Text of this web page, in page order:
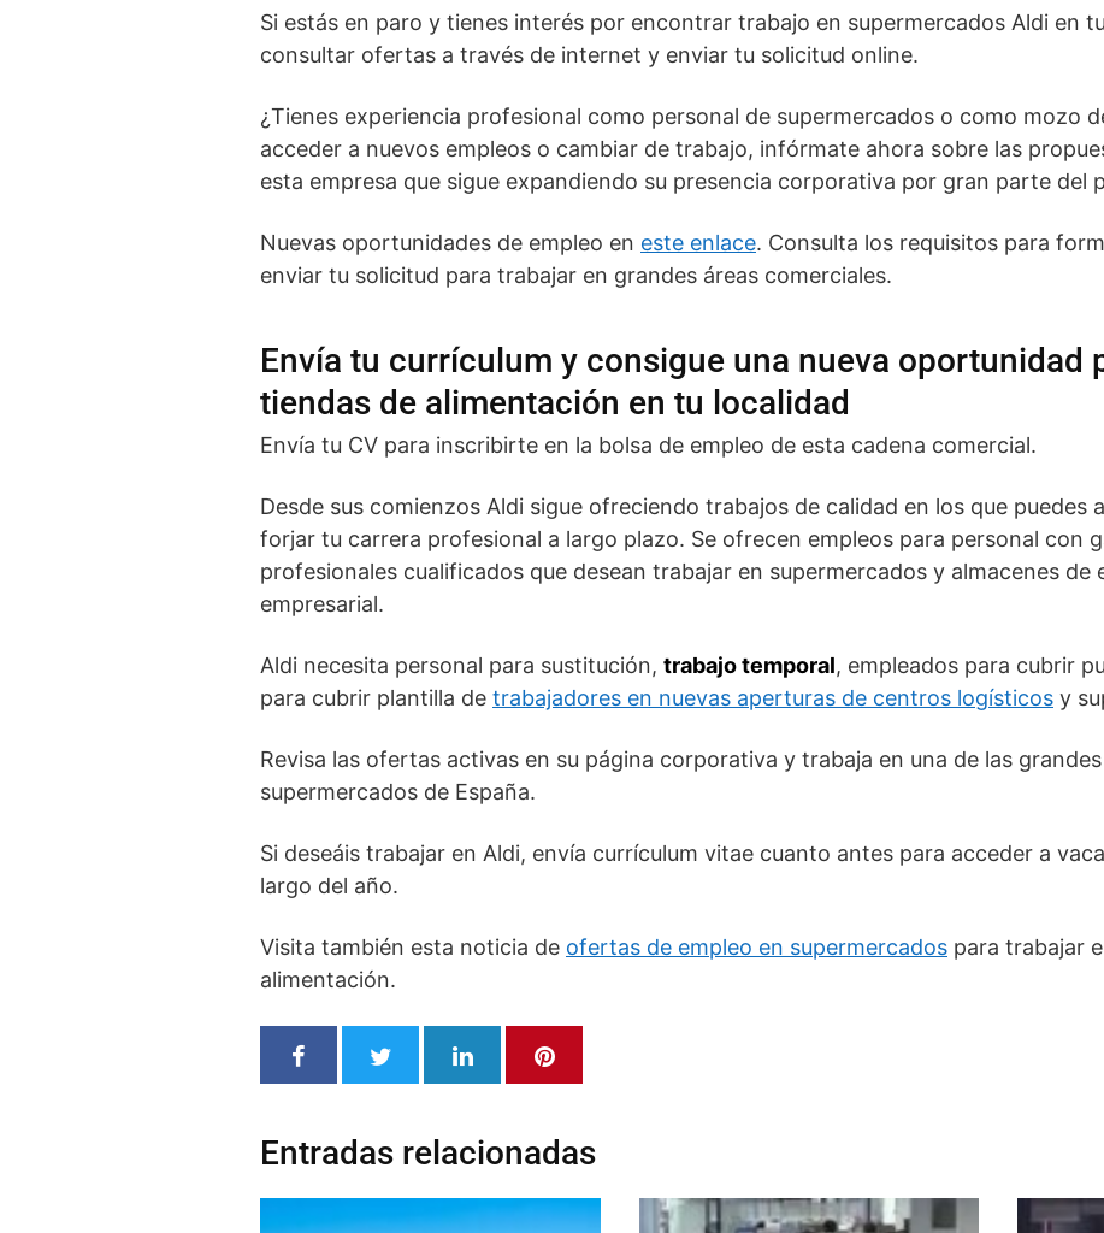
Si estás en paro y tienes interés por encontrar trabajo en supermercados Aldi en
consultar ofertas a través de internet y enviar tu solicitud online.
¿Tienes experiencia profesional como personal de supermercados o como mozo
acceder a nuevos empleos o cambiar de trabajo, infórmate ahora sobre las
esta empresa que sigue expandiendo su presencia corporativa por gran parte del
Nuevas oportunidades de empleo en este enlace. Consulta los requisitos para
enviar tu solicitud para trabajar en grandes áreas comerciales.
Envía tu currículum y consigue una nueva oportunidad
tiendas de alimentación en tu localidad
Envía tu CV para inscribirte en la bolsa de empleo de esta cadena comercial.
Desde sus comienzos Aldi sigue ofreciendo trabajos de calidad en los que puedes
forjar tu carrera profesional a largo plazo. Se ofrecen empleos para personal con
profesionales cualificados que desean trabajar en supermercados y almacenes de
empresarial.
Aldi necesita personal para sustitución, trabajo temporal, empleados para cubrir
para cubrir plantilla de trabajadores en nuevas aperturas de centros logísticos y
Revisa las ofertas activas en su página corporativa y trabaja en una de las
supermercados de España.
Si deseáis trabajar en Aldi, envía currículum vitae cuanto antes para acceder a
largo del año.
Visita también esta noticia de ofertas de empleo en supermercados para trabajar
alimentación.
Entradas relacionadas